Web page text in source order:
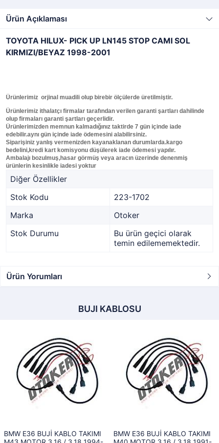
Ürün Açıklaması
TOYOTA HILUX- PICK UP LN145 STOP CAMI SOL
KIRMIZI/BEYAZ 1998-2001
Ürünlerimiz orjinal muadili olup birebir ölçülerde üretilmiştir.
Ürünlerimiz ithalatçı firmalar tarafından verilen garanti şartları dahilinde
olup firmaları garanti şartları geçerlidir.
Ürünlerimizden memnun kalmadığınız taktirde 7 gün içinde iade
edebilir.aynı gün içinde iade ödemesini alabilirsiniz.
Siparişiniz yanlış vermenizden kayanaklanan durumlarda.kargo
bedelini,kredi kart komisyonu düşülerek iade ödemesi yapılır.
Ambalajı bozulmuş,hasar görmüş veya aracın üzerinde denenmiş
ürünlerin kesinlikle iadesi yoktur
Diğer Özellikler
Stok Kodu
223-1702
Marka
Otoker
Stok Durumu
Bu ürün geçici olarak
temin edilememektedir.
Ürün Yorumları
BUJI KABLOSU
BMW E36 BUJİ KABLO TAKIMI
BMW E36 BUJİ KABLO TAKIMI